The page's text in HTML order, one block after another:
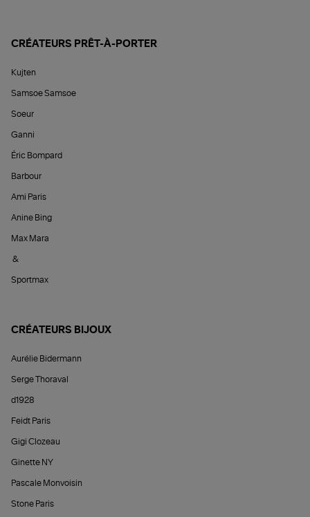
CRÉATEURS PRÊT-À-PORTER
Kujten
Samsoe Samsoe
Soeur
Ganni
Éric Bompard
Barbour
Ami Paris
Anine Bing
Max Mara
&
Sportmax
CRÉATEURS BIJOUX
Aurélie Bidermann
Serge Thoraval
d1928
Feidt Paris
Gigi Clozeau
Ginette NY
Pascale Monvoisin
Stone Paris